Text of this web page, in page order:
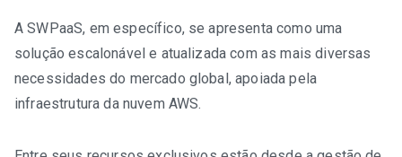
A SWPaaS, em específico, se apresenta como uma
solução escalonável e atualizada com as mais diversas
necessidades do mercado global, apoiada pela
infraestrutura da nuvem AWS.